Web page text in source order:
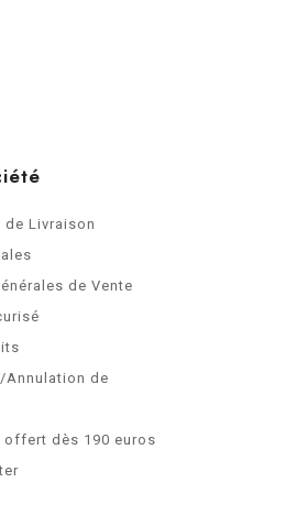
de Livraison
de Vente
de
offert dès 190 euros